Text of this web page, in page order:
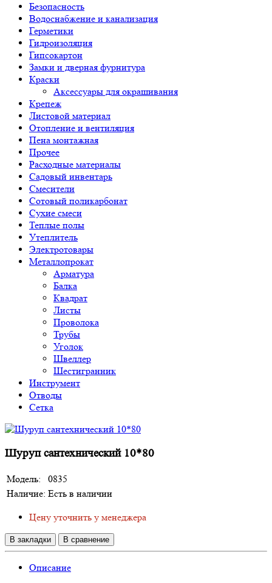
Безопасность
Водоснабжение и канализация
Герметики
Гидроизоляция
Гипсокартон
Замки и дверная фурнитура
Краски
Аксессуары для окрашивания
Крепеж
Листовой материал
Отопление и вентиляция
Пена монтажная
Прочее
Расходные материалы
Садовый инвентарь
Смесители
Сотовый поликарбонат
Сухие смеси
Теплые полы
Утеплитель
Электротовары
Металлопрокат
Арматура
Балка
Квадрат
Листы
Проволока
Трубы
Уголок
Швеллер
Шестигранник
Инструмент
Отводы
Сетка
Шуруп сантехнический 10*80
Модель:
0835
Наличие: Есть в наличии
Цену уточнить у менеджера
В закладки В сравнение
Описание